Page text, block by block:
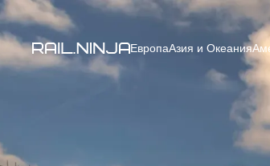
ЕвропаАзия и Океания